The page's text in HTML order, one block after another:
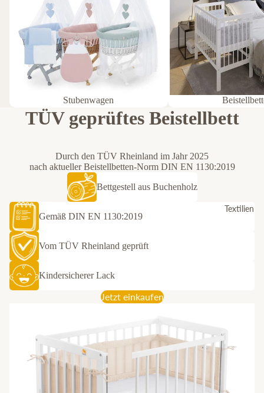
Textilien
Stubenwagen
TÜV geprüftes Beistellbett
Durch den TÜV Rheinland im Jahr 2025
nach aktueller Beistellbetten-Norm DIN EN 1130:2019
Bettgestell aus Buchenholz
Gemäß DIN EN 1130:2019
Vom TÜV Rheinland geprüft
Kindersicherer Lack
Jetzt einkaufen